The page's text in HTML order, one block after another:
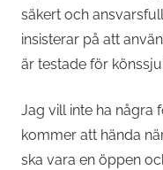
säkert och
insisterar på att
är testade för
Jag vill inte ha några
kommer att hända
ska vara en öppen